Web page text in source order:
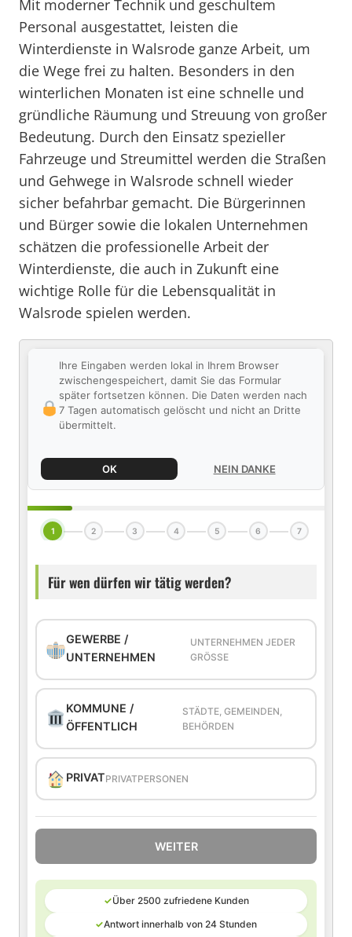
Mit moderner Technik und geschultem
Personal ausgestattet, leisten die
Winterdienste in Walsrode ganze Arbeit, um
die Wege frei zu halten. Besonders in den
winterlichen Monaten ist eine schnelle und
gründliche Räumung und Streuung von großer
Bedeutung. Durch den Einsatz spezieller
Fahrzeuge und Streumittel werden die Straßen
und Gehwege in Walsrode schnell wieder
sicher befahrbar gemacht. Die Bürgerinnen
und Bürger sowie die lokalen Unternehmen
schätzen die professionelle Arbeit der
Winterdienste, die auch in Zukunft eine
wichtige Rolle für die Lebensqualität in
Walsrode spielen werden.
Ihre Eingaben werden lokal in Ihrem Browser
zwischengespeichert, damit Sie das Formular
später fortsetzen können. Die Daten werden nach
7 Tagen automatisch gelöscht und nicht an Dritte
übermittelt.
OK NEIN DANKE
1 2 3 4 5 6 7
Für wen dürfen wir tätig werden?
GEWERBE /
UNTERNEHMEN
UNTERNEHMEN JEDER
GRÖSSE
KOMMUNE /
ÖFFENTLICH
STÄDTE, GEMEINDEN,
BEHÖRDEN
PRIVATPRIVATPERSONEN
WEITER
✓Über 2500 zufriedene Kunden
✓Antwort innerhalb von 24 Stunden